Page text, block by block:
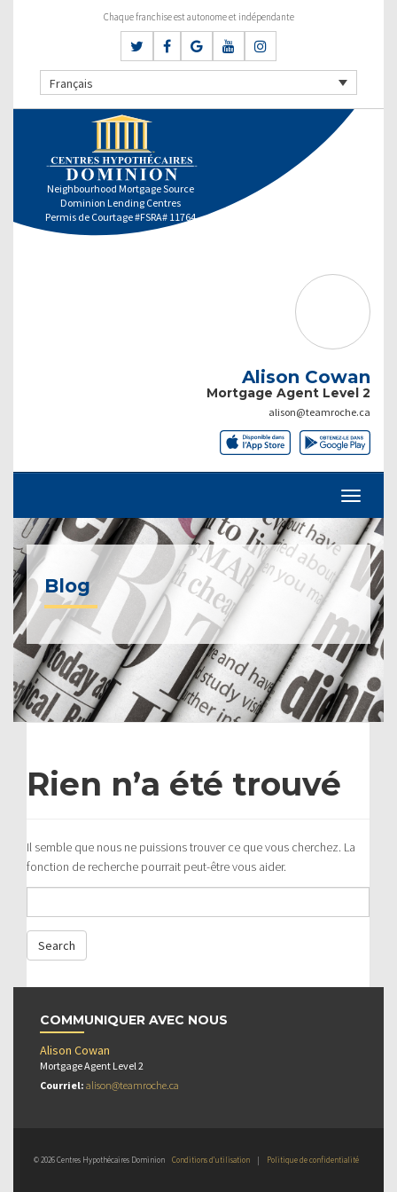
Chaque franchise est autonome et indépendante
Français
Neighbourhood Mortgage Source
Dominion Lending Centres
Permis de Courtage #FSRA# 11764
Alison Cowan
Mortgage Agent Level 2
alison@teamroche.ca
Blog
Rien n’a été trouvé
Il semble que nous ne puissions trouver ce que vous cherchez. La
fonction de recherche pourrait peut-être vous aider.
COMMUNIQUER AVEC NOUS
Alison Cowan
Mortgage Agent Level 2
Courriel: alison@teamroche.ca
© 2026 Centres Hypothécaires Dominion Conditions d’utilisation | Politique de confidentialité